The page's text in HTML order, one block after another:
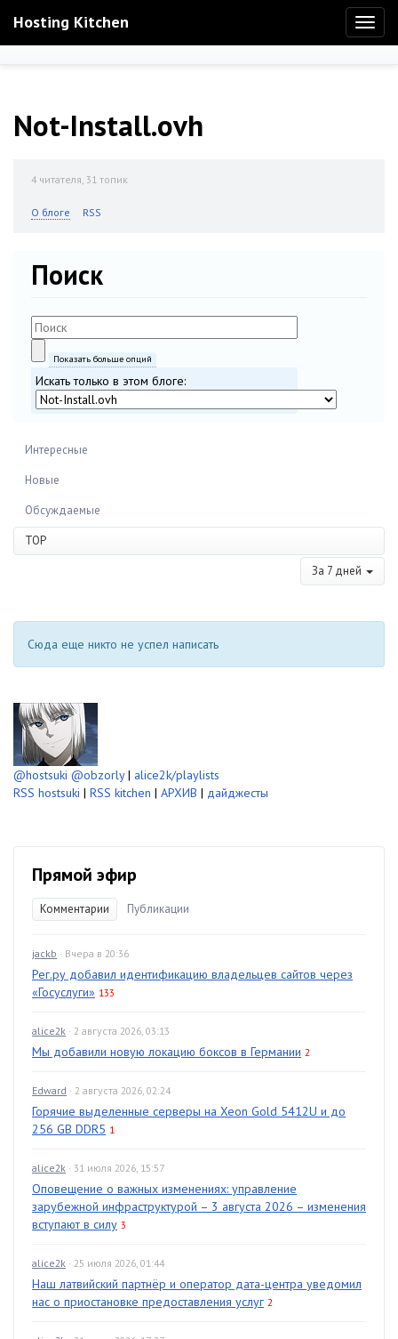
Hosting Kitchen
Not-Install.ovh
4читателя, 31 топик
О блоге RSS
Поиск
Показать больше опций
Искать только в этом блоге:
Интересные
Новые
Обсуждаемые
TOP
За 7 дней
Сюда еще никто не успел написать
@hostsuki @obzorly| alice2k/playlists
RSS hostsuki | RSS kitchen | АРХИВ | дайджесты
Прямой эфир
Комментарии Публикации
jackb · Вчера в 20:36
Рег.ру добавил идентификацию владельцев сайтов через
«Госуслуги» 133
alice2k · 2 августа 2026, 03:13
Мы добавили новую локацию боксов в Германии 2
Edward · 2 августа 2026, 02:24
Горячие выделенные серверы на Xeon Gold 5412U и до
256 GB DDR5 1
alice2k · 31 июля 2026, 15:57
Оповещение о важных изменениях: управление
зарубежной инфраструктурой – 3 августа 2026 – изменения
вступают в силу 3
alice2k · 25 июля 2026, 01:44
Наш латвийский партнёр и оператор дата-центра уведомил
нас о приостановке предоставления услуг 2